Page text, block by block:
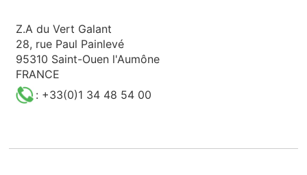
Z.A du Vert Galant
28, rue Paul Painlevé
95310 Saint-Ouen l'Aumône
FRANCE
: +33(0)1 34 48 54 00